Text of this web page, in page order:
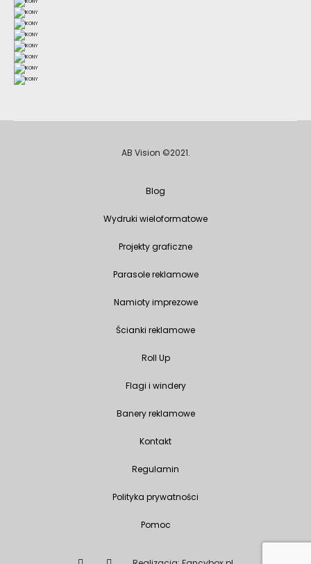
AB Vision ©2021.
Blog
Wydruki wieloformatowe
Projekty graficzne
Parasole reklamowe
Namioty imprezowe
Ścianki reklamowe
Roll Up
Flagi i windery
Banery reklamowe
Kontakt
Regulamin
Polityka prywatności
Pomoc